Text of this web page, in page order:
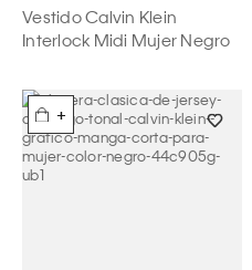
Vestido Calvin Klein
Interlock Midi Mujer Negro
+